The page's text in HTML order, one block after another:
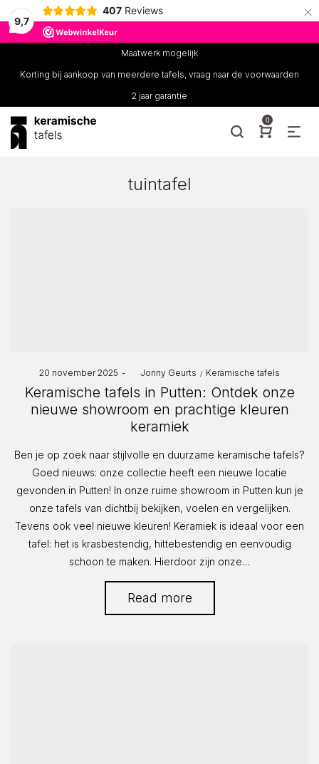
9,7
407 Reviews ×
Maatwerk mogelijk
Korting bij aankoop van meerdere tafels, vraag naar de voorwaarden
2 jaar garantie
0
tuintafel
Posted
20 november 2025 Jonny Geurts
Posted
Keramische tafels
Keramische tafels in Putten: Ontdek onze
nieuwe showroom en prachtige kleuren
keramiek
Ben je op zoek naar stijlvolle en duurzame keramische tafels?
Goed nieuws: onze collectie heeft een nieuwe locatie
gevonden in Putten! In onze ruime showroom in Putten kun je
onze tafels van dichtbij bekijken, voelen en vergelijken.
Tevens ook veel nieuwe kleuren! Keramiek is ideaal voor een
tafel: het is krasbestendig, hittebestendig en eenvoudig
schoon te maken. Hierdoor zijn onze…
Read more